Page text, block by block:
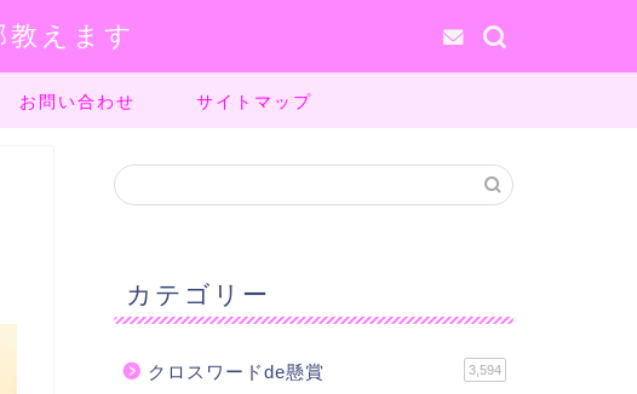
えます
お問い合わせ サイトマップ
カテゴリー
クロスワードde懸賞 3,594